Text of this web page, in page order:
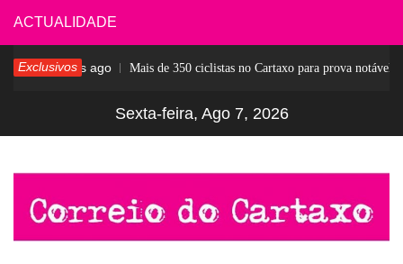
Skip
to
content
ACTUALIDADE
Exclusivos
5 dias ago Mais de 350 ciclistas no Cartaxo para prova notável
Sexta-feira, Ago 7, 2026